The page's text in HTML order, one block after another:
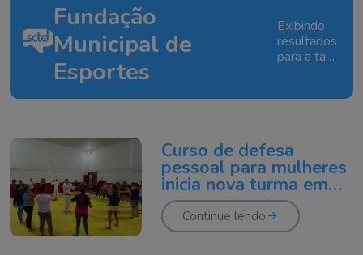
Fundação
Municipal de
Esportes
Exibindo
resultados
para a tag:
de
Curso de defesa
pessoal para mulheres
inicia nova turma em
Criciúma
Continue lendo